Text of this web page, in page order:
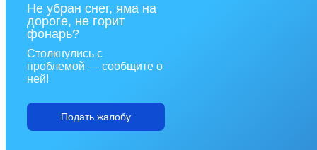
Не убран снег, яма на
дороге, не горит
фонарь?
Столкнулись с
проблемой — сообщите о
ней!
Подать жалобу